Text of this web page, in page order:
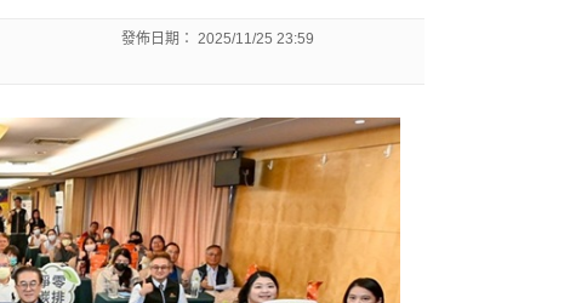
發佈日期： 2025/11/25 23:59